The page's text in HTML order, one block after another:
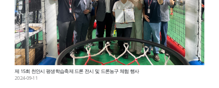
제 15회 천안시 평생학습축제 드론 전시 및 드론농구 체험 행사
2024-09-11